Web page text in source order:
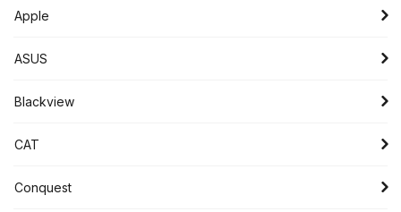
Apple
ASUS
Blackview
CAT
Conquest